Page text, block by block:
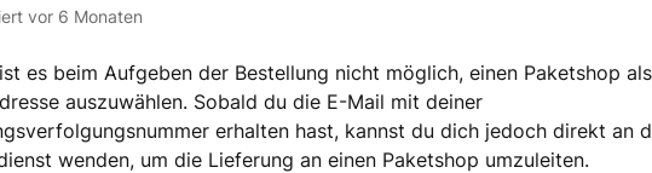
vor 6 Monaten
es beim Aufgeben der Bestellung nicht möglich, einen Paketshop als
auszuwählen. Sobald du die E-Mail mit deiner
erhalten hast, kannst du dich jedoch direkt an
wenden, um die Lieferung an einen Paketshop umzuleiten.